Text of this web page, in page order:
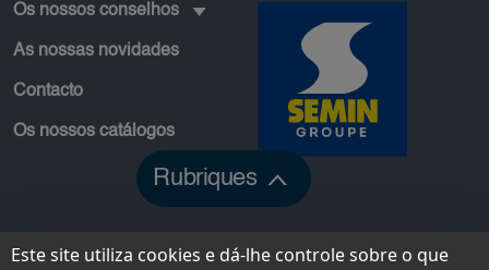
Rubriques
Os nossos conselhos
As nossas novidades
Contacto
Os nossos catálogos
Pied de page secondaire
MAPA DO SITE
Este site utiliza cookies e dá-lhe controle sobre o que